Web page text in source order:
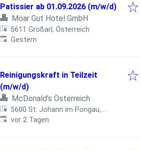
Patissier ab 01.09.2026 (m/w/d)
Moar Gut Hotel GmbH
5611 Großarl, Österreich
Veröffentlicht
Gestern
Reinigungskraft in Teilzeit
(m/w/d)
McDonald's Österreich
5600 St. Johann im Pongau,
Österreich
Veröffentlicht:
vor 2 Tagen